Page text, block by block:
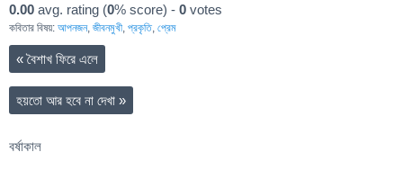
0.00 avg. rating (0% score) - 0 votes
কবিতার বিষয়: আপনজন, জীবনমুখী, প্রকৃতি, প্রেম
«বৈশাখ ফিরে এলে
হয়তো আর হবে না দেখা »
বর্ষাকাল